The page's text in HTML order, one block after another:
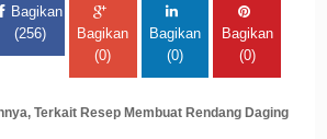
Bagikan
(256)
Bagikan
(0)
Bagikan
(0)
Bagikan
(0)
Terkait Resep Membuat Rendang Daging